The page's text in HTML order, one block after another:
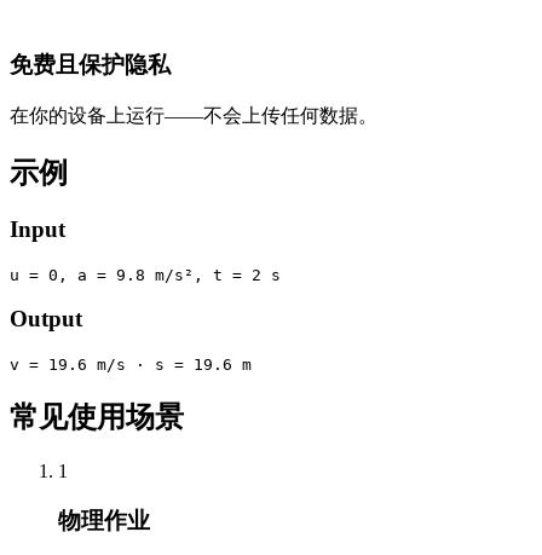
免费且保护隐私
在你的设备上运行——不会上传任何数据。
示例
Input
u = 0, a = 9.8 m/s², t = 2 s
Output
v = 19.6 m/s · s = 19.6 m
常见使用场景
1
物理作业